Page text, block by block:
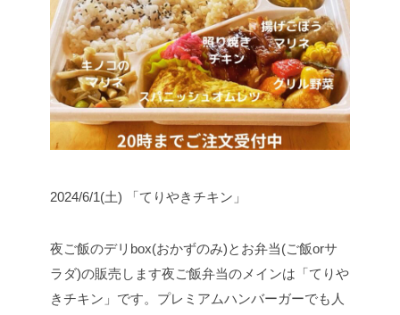
2024/6/1(土) 「てりやきチキン」
夜ご飯のデリbox(おかずのみ)とお弁当(ご飯orサ
ラダ)の販売します夜ご飯弁当のメインは「てりや
きチキン」です。 プレミアムハンバーガーでも人